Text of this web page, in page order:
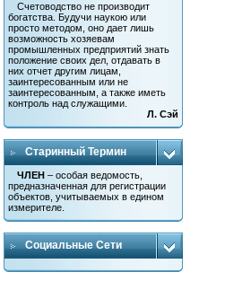
Счетоводство не производит
богатства. Будучи наукою или
просто методом, оно дает лишь
возможность хозяевам
промышленных предприятий знать
положение своих дел, отдавать в
них отчет другим лицам,
заинтересованным или не
заинтересованным, а также иметь
контроль над служащими.
Л. Сэй
Старинный Термин
ЧЛЕН – особая ведомость,
предназначенная для регистрации
объектов, учитываемых в едином
измерителе.
Социальные Сети